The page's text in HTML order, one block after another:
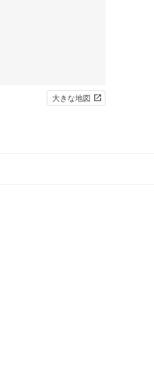
大きな地図